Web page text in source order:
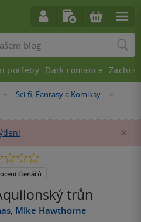
»
Sci-fi, Fantasy a Komiksy
trůn
, Mike Hawthorne
čtenářů
potřeby Dark romance